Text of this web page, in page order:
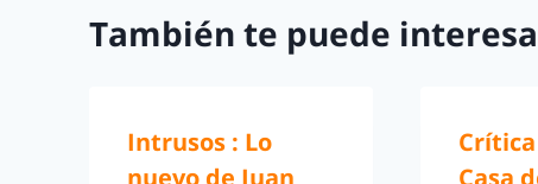
También te puede
Intrusos : Lo